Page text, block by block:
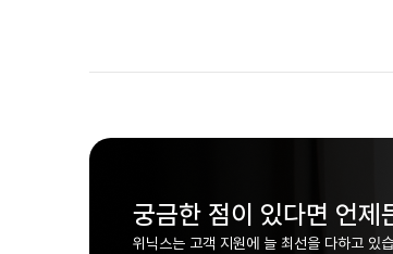
궁금한 점이 있다면 언제
위닉스는 고객 지원에 늘 최선을 다하고 있